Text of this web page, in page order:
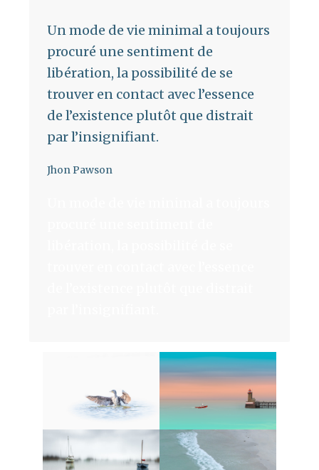
Un mode de vie minimal a toujours
procuré une sentiment de
libération, la possibilité de se
trouver en contact avec l’essence
de l’existence plutôt que distrait
par l’insignifiant.
Jhon Pawson